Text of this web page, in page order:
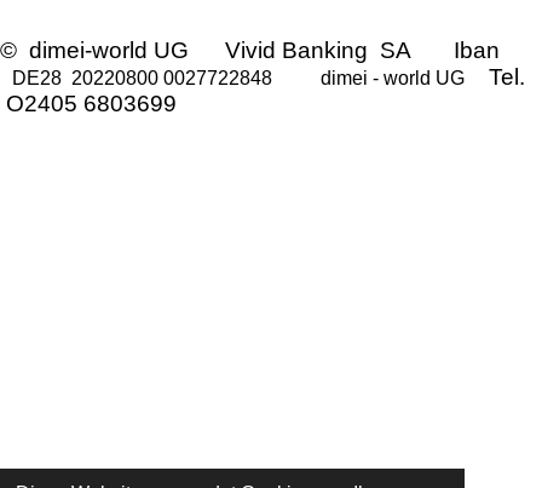
© dimei-world UG Vivid Banking SA Iban
DE28 20220800 0027722848 dimei - world UG Tel.
O2405 6803699